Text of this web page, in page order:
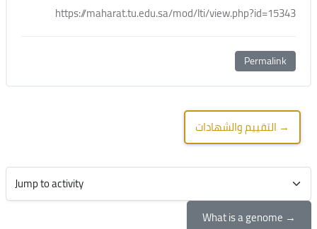
https://maharat.tu.edu.sa/mod/lti/view.php?id=15343
Permalink
التقييم والشهادات →
Jump to activity
What is a genome →